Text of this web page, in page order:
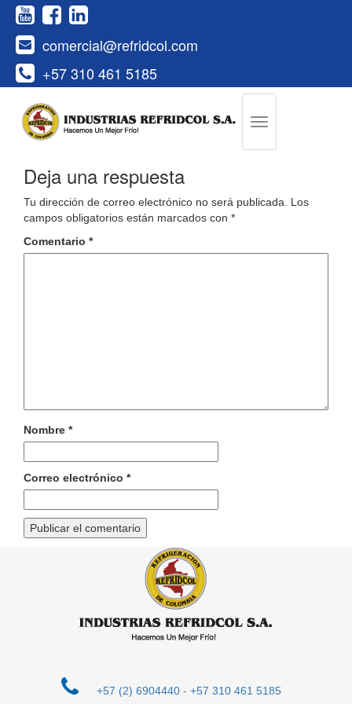
+57 310 461 5185
comercial@refridcol.com
Deja una respuesta
Tu dirección de correo electrónico no será publicada. Los
campos obligatorios están marcados con *
Comentario *
Nombre *
Correo electrónico *
+57 (2) 6904440- +57 310 461 5185